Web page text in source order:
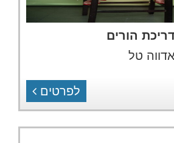
הורים
טל
לפרטים